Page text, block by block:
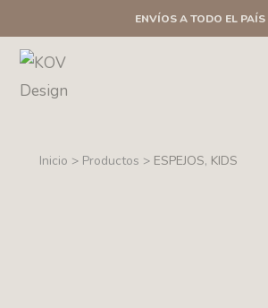
al
contenido
ENVÍOS A TODO EL PAÍS
Inicio > Productos > ESPEJOS, KIDS